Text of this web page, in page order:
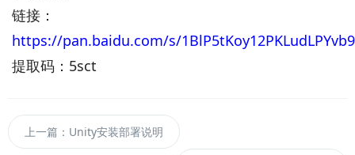
链接：
https://pan.baidu.com/s/
提取码：5sct
上一篇：Unity安装部署说明